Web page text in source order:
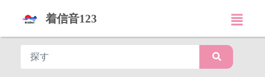
着信音123